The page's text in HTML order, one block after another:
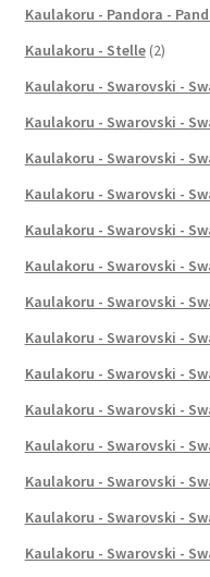
Kaulakoru - Pandora -
Kaulakoru - Stelle (2)
Kaulakoru - Swarovski -
Kaulakoru - Swarovski -
Kaulakoru - Swarovski -
Kaulakoru - Swarovski -
Kaulakoru - Swarovski -
Kaulakoru - Swarovski -
Kaulakoru - Swarovski -
Kaulakoru - Swarovski -
Kaulakoru - Swarovski -
Kaulakoru - Swarovski -
Kaulakoru - Swarovski -
Kaulakoru - Swarovski -
Kaulakoru - Swarovski -
Kaulakoru - Swarovski -